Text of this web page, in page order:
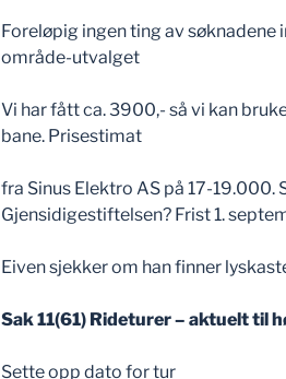
Foreløpig ingen ting av søknadene
område-utvalget
Vi har fått ca. 3900,- så vi kan
bane. Prisestimat
fra Sinus Elektro AS på 17-19.000.
Gjensidigestiftelsen? Frist 1.
Eiven sjekker om han finner
Sak 11(61) Rideturer – aktuelt til
Sette opp dato for tur